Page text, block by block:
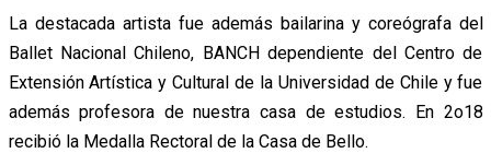
La destacada artista fue además bailarina y coreógrafa del
Ballet Nacional Chileno, BANCH dependiente del Centro de
Extensión Artística y Cultural de la Universidad de Chile y fue
además profesora de nuestra casa de estudios. En 2o18
recibió la Medalla Rectoral de la Casa de Bello.